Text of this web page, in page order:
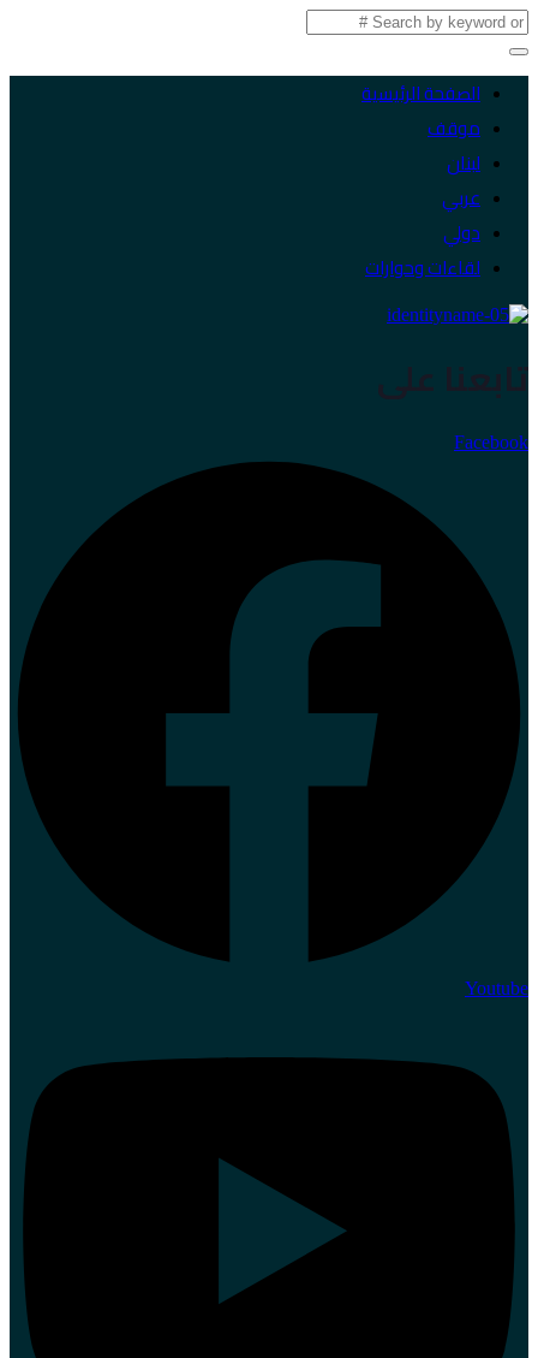
الصفحة الرئيسية
موقف
لبنان
عربي
دولي
لقاءات وحوارات
تابعنا على
Facebook
Youtube